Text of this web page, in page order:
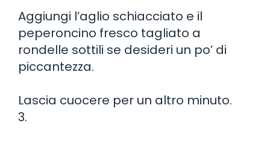
Aggiungi l’aglio schiacciato e il
peperoncino fresco tagliato a
rondelle sottili se desideri un po’ di
piccantezza.
Lascia cuocere per un altro minuto.
3.